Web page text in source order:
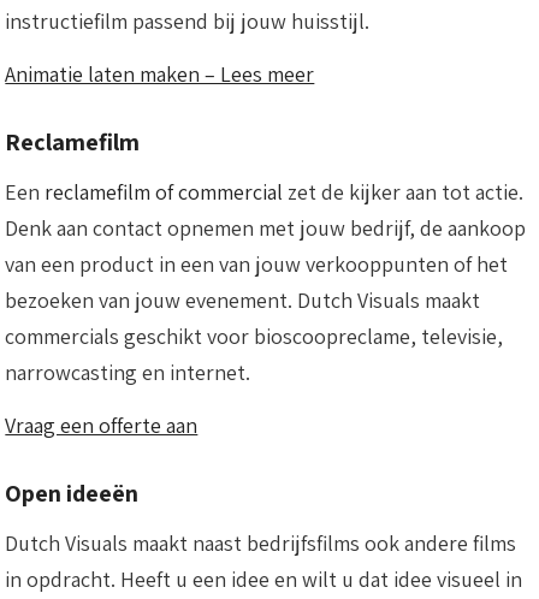
instructiefilm passend bij jouw huisstijl.
Animatie laten maken – Lees meer
Reclamefilm
Een reclamefilm of commercial zet de kijker aan tot actie.
Denk aan contact opnemen met jouw bedrijf, de aankoop
van een product in een van jouw verkooppunten of het
bezoeken van jouw evenement. Dutch Visuals maakt
commercials geschikt voor bioscoopreclame, televisie,
narrowcasting en internet.
Vraag een offerte aan
Open ideeën
Dutch Visuals maakt naast bedrijfsfilms ook andere films
in opdracht. Heeft u een idee en wilt u dat idee visueel in